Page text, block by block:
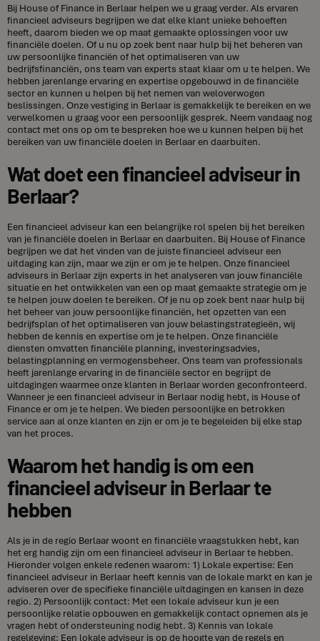
Bij House of Finance in Berlaar helpen we u graag verder. Als ervaren
financieel adviseurs begrijpen we dat elke klant unieke behoeften
heeft, daarom bieden we op maat gemaakte oplossingen voor uw
financiële doelen. Of u nu op zoek bent naar hulp bij het beheren van
uw persoonlijke financiën of het optimaliseren van uw
bedrijfsfinanciën, ons team van experts staat klaar om u te helpen. We
hebben jarenlange ervaring en expertise opgebouwd in de financiële
sector en kunnen u helpen bij het nemen van weloverwogen
beslissingen. Onze vestiging in Berlaar is gemakkelijk te bereiken en we
verwelkomen u graag voor een persoonlijk gesprek. Neem vandaag nog
contact met ons op om te bespreken hoe we u kunnen helpen bij het
bereiken van uw financiële doelen in Berlaar en daarbuiten.
Wat doet een financieel adviseur in
Berlaar?
Een financieel adviseur kan een belangrijke rol spelen bij het bereiken
van je financiële doelen in Berlaar en daarbuiten. Bij House of Finance
begrijpen we dat het vinden van de juiste financieel adviseur een
uitdaging kan zijn, maar we zijn er om je te helpen. Onze financieel
adviseurs in Berlaar zijn experts in het analyseren van jouw financiële
situatie en het ontwikkelen van een op maat gemaakte strategie om je
te helpen jouw doelen te bereiken. Of je nu op zoek bent naar hulp bij
het beheer van jouw persoonlijke financiën, het opzetten van een
bedrijfsplan of het optimaliseren van jouw belastingstrategieën, wij
hebben de kennis en expertise om je te helpen. Onze financiële
diensten omvatten financiële planning, investeringsadvies,
belastingplanning en vermogensbeheer. Ons team van professionals
heeft jarenlange ervaring in de financiële sector en begrijpt de
uitdagingen waarmee onze klanten in Berlaar worden geconfronteerd.
Wanneer je een financieel adviseur in Berlaar nodig hebt, is House of
Finance er om je te helpen. We bieden persoonlijke en betrokken
service aan al onze klanten en zijn er om je te begeleiden bij elke stap
van het proces.
Waarom het handig is om een
financieel adviseur in Berlaar te
hebben
Als je in de regio Berlaar woont en financiële vraagstukken hebt, kan
het erg handig zijn om een financieel adviseur in Berlaar te hebben.
Hieronder volgen enkele redenen waarom: 1) Lokale expertise: Een
financieel adviseur in Berlaar heeft kennis van de lokale markt en kan je
adviseren over de specifieke financiële uitdagingen en kansen in deze
regio. 2) Persoonlijk contact: Met een lokale adviseur kun je een
persoonlijke relatie opbouwen en gemakkelijk contact opnemen als je
vragen hebt of ondersteuning nodig hebt. 3) Kennis van lokale
regelgeving: Een lokale adviseur is op de hoogte van de regels en